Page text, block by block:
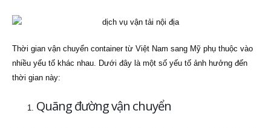
Thời gian vận chuyển container từ Việt Nam sang Mỹ phụ thuộc vào
nhiều yếu tố khác nhau. Dưới đây là một số yếu tố ảnh hưởng đến
thời gian này:
Quãng đường vận chuyển